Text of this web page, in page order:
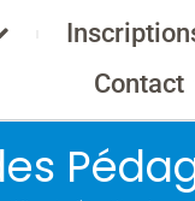
Contact